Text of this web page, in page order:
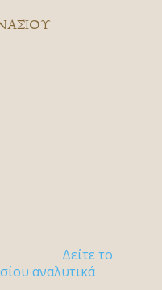
Δείτε το
αναλυτικά